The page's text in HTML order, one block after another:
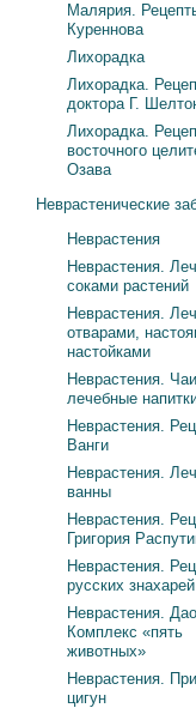
Малярия.
Куреннова
Лихорадка
Лихорадка.
доктора Г.
Лихорадка.
восточного
Озава
Неврастенические
Неврастения
Неврастения.
соками растений
Неврастения.
отварами,
настойками
Неврастения.
лечебные
Неврастения.
Ванги
Неврастения.
ванны
Неврастения.
Григория
Неврастения.
русских знахарей
Неврастения.
Комплекс «пять
животных»
Неврастения.
цигун